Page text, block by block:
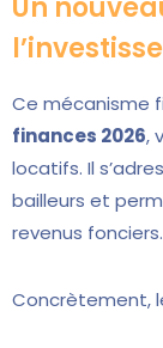
Ce mécanisme
finances 2026,
locatifs. Il
bailleurs et
revenus fonciers.
Concrètement,